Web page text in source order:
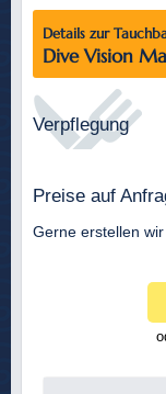
Preise auf
Gerne erstellen
Details zur
Dive Vision
Verpflegung